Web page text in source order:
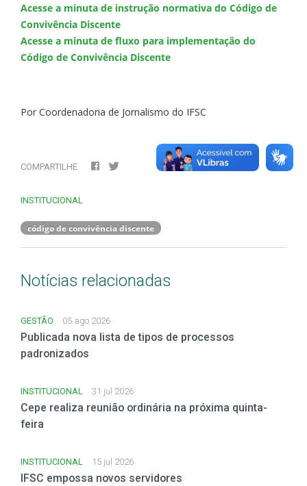
Acesse a minuta de instrução normativa do Código de
Convivência Discente
Acesse a minuta de fluxo para implementação do
Código de Convivência Discente
Por Coordenadoria de Jornalismo do IFSC
COMPARTILHE
INSTITUCIONAL
código de convivência discente
Notícias relacionadas
GESTÃO 05 ago 2026
Publicada nova lista de tipos de processos
padronizados
INSTITUCIONAL 31 jul 2026
Cepe realiza reunião ordinária na próxima quinta-
feira
INSTITUCIONAL 15 jul 2026
IFSC empossa novos servidores